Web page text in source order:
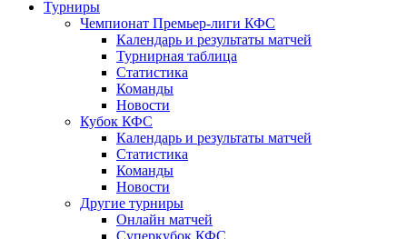
Турниры
Чемпионат Премьер-лиги КФС
Календарь и результаты матчей
Турнирная таблица
Статистика
Команды
Новости
Кубок КФС
Календарь и результаты матчей
Статистика
Команды
Новости
Другие турниры
Онлайн матчей
Суперкубок КФС